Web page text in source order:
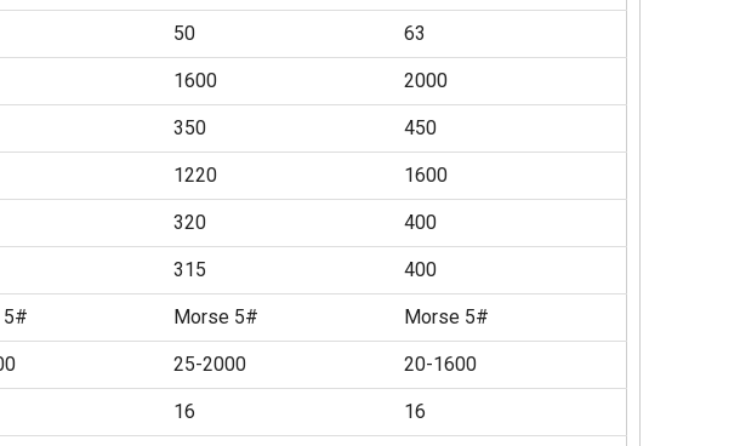
50 63
1600 2000
350 450
1220 1600
320 400
315 400
5# Morse 5# Morse 5#
25-2000 20-1600
16 16